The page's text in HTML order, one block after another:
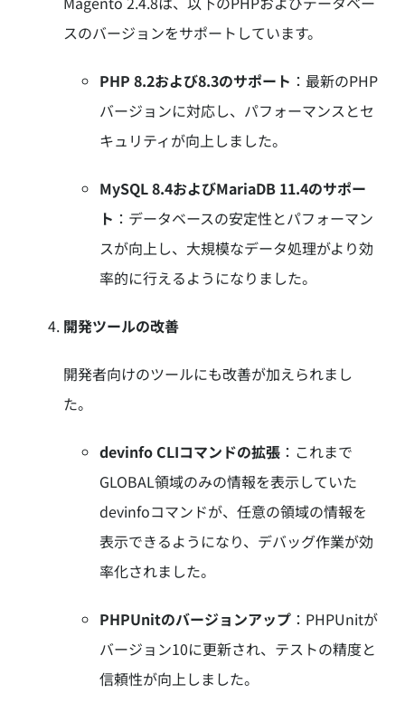
スのバージョンをサポートしています。
PHP 8.2および8.3のサポート ： 最新のPHP
バージョンに対応し、パフォーマンスとセ
キュリティが向上しました。
MySQL 8.4およびMariaDB 11.4のサポー
ト ： データベースの安定性とパフォーマン
スが向上し、大規模なデータ処理がより効
率的に行えるようになりました。
開発ツールの改善
開発者向けのツールにも改善が加えられまし
た。
devinfo CLIコマンドの拡張： これまで
GLOBAL領域のみの情報を表示していた
devinfoコマンドが、任意の領域の情報を
表示できるようになり、デバッグ作業が効
率化されました。
PHPUnitのバージョンアップ： PHPUnitが
バージョン10に更新され、テストの精度と
信頼性が向上しました。